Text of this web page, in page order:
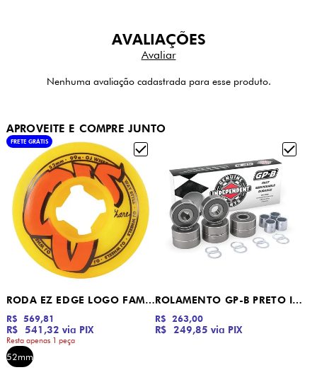
AVALIAÇÕES
Nenhuma avaliação cadastrada para esse produto.
APROVEITE E COMPRE JUNTO
FRETE GRÁTIS
RODA EZ EDGE LOGO FAMILY OJ
R$ 541,32 via PIX
R$ 569,81
52mm
Resta apenas 1 peça
ROLAMENTO GP-B PRETO INDEPENDENT
R$ 249,85 via PIX
R$ 263,00